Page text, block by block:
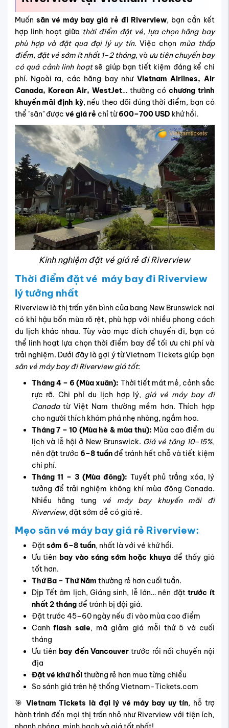
Muốn săn vé máy bay giá rẻ đi Riverview, bạn cần kết
hợp linh hoạt giữa thời điểm đặt vé, lựa chọn hãng bay
phù hợp và đặt qua đại lý uy tín. Việc chọn mùa thấp
điểm,đặt vé sớm ít nhất 1–2 tháng, và ưu tiên chuyến bay
có quá cảnh linh hoạtsẽ giúp bạn tiết kiệm đáng kể chi
phí. Ngoài ra, các hãng bay như Vietnam Airlines, Air
Canada, Korean Air, WestJet… thường có chương trình
khuyến mãi định kỳ, nếu theo dõi đúng thời điểm, bạn có
thể "săn" được vé giá rẻ chỉ từ600–700 USD khứ hồi.
Kinh nghiệm đặt vé giá rẻ đi Riverview
Thời điểm đặt vé máy bay đi Riverview
lý tưởng nhất
Riverview là thị trấn yên bình của bang New Brunswick nơi
có khí hậu bốn mùa rõ rệt, phù hợp với nhiều phong cách
du lịch khác nhau. Tùy vào mục đích chuyến đi, bạn có
thể linh hoạt lựa chọn thời điểm bay để tối ưu chi phí và
trải nghiệm. Dưới đây là gợi ý từ Vietnam Tickets giúp bạn
săn vé máy bay đi Riverview giá tốt:
Tháng 4 – 6 (Mùa xuân): Thời tiết mát mẻ, cảnh sắc
rực rỡ. Chi phí du lịch hợp lý, giá vé máy bay đi
Canadatừ Việt Nam thường mềm hơn. Thích hợp
cho người thích khám phá nhẹ nhàng, ngắm hoa.
Tháng 7 – 10 (Mùa hè & mùa thu): Mùa cao điểm du
lịch và lễ hội ở New Brunswick. Giá vé tăng 10–15%,
nên đặt trước 6–8 tuầnđể tránh hết chỗ và tiết kiệm
chi phí.
Tháng 11 – 3 (Mùa đông): Tuyết phủ trắng xóa, lý
tưởng để trải nghiệm không khí mùa đông Canada.
Nhiều hãng tung
vé máy bay khuyến mãi đi
Riverview, đặt sớm dễ có giá rẻ.
Mẹo săn vé máy bay giá rẻ Riverview:
Đặtsớm 6–8 tuần, nhất là với vé khứ hồi.
Ưu tiên bay vào sáng sớm hoặc khuya để thấy giá
tốt hơn.
Thứ Ba – Thứ Năm thường rẻ hơn cuối tuần.
Dịp Tết âm lịch, Giáng sinh, lễ lớn… nên đặttrước ít
nhất 2 thángđể tránh bị đội giá.
Đặt trước 45–60 ngày nếu đi vào mùa cao điểm
Canhflash sale, mã giảm giá mỗi thứ 5 và cuối
tháng
Ưu tiên bay đến Vancouvertrước rồi nối chuyến nội
địa
Đặt vé khứ hồithường rẻ hơn mua từng chiều
So sánh giá trên hệ thống Vietnam-Tickets.com
🎯 Vietnam Tickets là đại lý vé máy bay uy tín, hỗ trợ
hành trình đến mọi thị trấn nhỏ như Riverview với tiện ích,